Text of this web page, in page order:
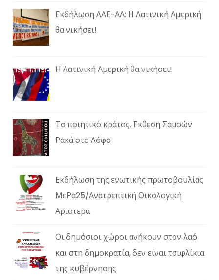
Εκδήλωση ΛΑΕ-ΑΑ: Η Λατινική Αμερική
θα νικήσει!
Η Λατινική Αμερική θα νικήσει!
Το ποιητικό κράτος. Έκθεση Σαμσών
Ρακά στο Λόφο
Εκδήλωση της ενωτικής πρωτοβουλίας
ΜεΡα25/Ανατρεπτική Οικολογική
Αριστερά
Οι δημόσιοι χώροι ανήκουν στον λαό
και στη δημοκρατία, δεν είναι τσιφλίκια
της κυβέρνησης